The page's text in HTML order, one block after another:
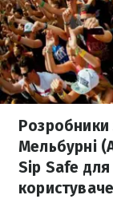
Розробники
Мельбурні
Sip Safe для